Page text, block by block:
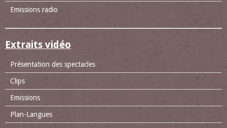
Emissions radio
Extraits vidéo
Présentation des spectacles
Clips
Emissions
Plan-Langues